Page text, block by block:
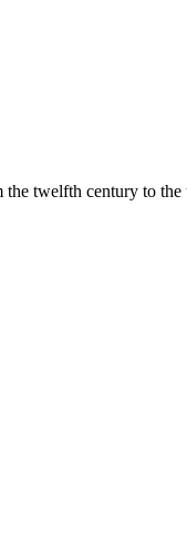
the twelfth century to